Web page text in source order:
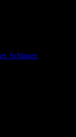
Schlauer.